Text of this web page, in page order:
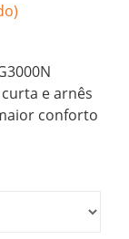
e arnês
conforto